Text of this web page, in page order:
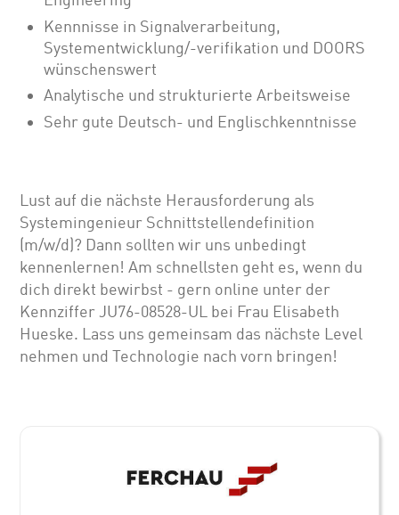
Kennnisse in Signalverarbeitung,
Systementwicklung/-verifikation und DOORS
wünschenswert
Analytische und strukturierte Arbeitsweise
Sehr gute Deutsch- und Englischkenntnisse
Lust auf die nächste Herausforderung als
Systemingenieur Schnittstellendefinition
(m/w/d)? Dann sollten wir uns unbedingt
kennenlernen! Am schnellsten geht es, wenn du
dich direkt bewirbst - gern online unter der
Kennziffer JU76-08528-UL bei Frau Elisabeth
Hueske. Lass uns gemeinsam das nächste Level
nehmen und Technologie nach vorn bringen!